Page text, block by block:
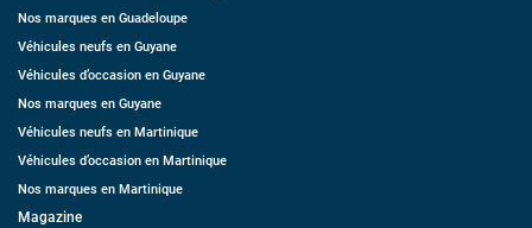
Nos marques en Guadeloupe
Véhicules neufs en Guyane
Véhicules d’occasion en Guyane
Nos marques en Guyane
Véhicules neufs en Martinique
Véhicules d’occasion en Martinique
Nos marques en Martinique
Magazine